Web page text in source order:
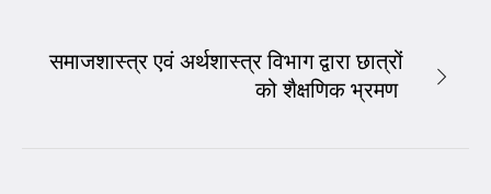
समाजशास्त्र एवं अर्थशास्त्र विभाग द्वारा छात्रों
को शैक्षणिक भ्रमण